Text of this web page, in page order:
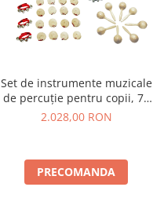
Set de instrumente muzicale
de percuție pentru copii, 76
piese
2.028,00 RON
PRECOMANDA